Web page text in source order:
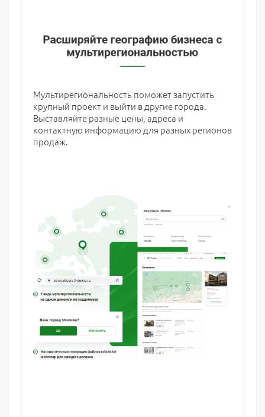
Мультирегиональность поможет запустить
крупный проект и выйти в другие города.
Выставляйте разные цены, адреса и
контактную информацию для разных регионов
продаж.